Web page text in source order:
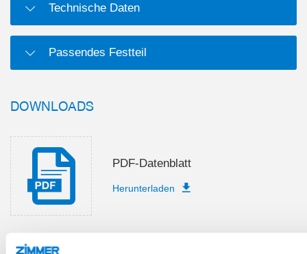
Technische Daten
Passendes Festteil
DOWNLOADS
PDF-Datenblatt
Herunterladen